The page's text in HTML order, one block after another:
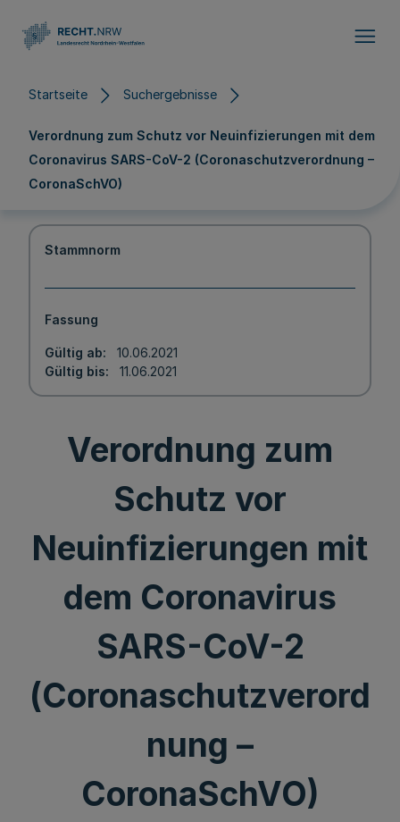
Startseite Suchergebnisse
Verordnung zum Schutz vor Neuinfizierungen mit dem
Coronavirus SARS-CoV-2 (Coronaschutzverordnung –
CoronaSchVO)
Stammnorm
Fassung
Gültig ab
10.06.2021
Gültig bis
11.06.2021
Verordnung zum
Schutz vor
Neuinfizierungen mit
dem Coronavirus
SARS-CoV-2
(Coronaschutzverord
nung –
CoronaSchVO)